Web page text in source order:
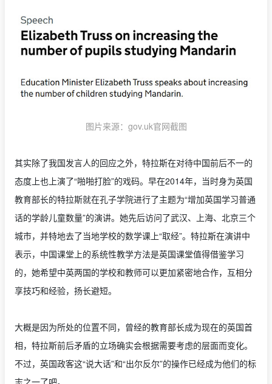
图片来源：gov.uk官网截图
其实除了我国发言人的回应之外，特拉斯在对待中国前后不一的
态度上也上演了“啪啪打脸”的戏码。早在2014年，当时身为英国
教育部长的特拉斯就在孔子学院进行了主题为“增加英国学习普通
话的学龄儿童数量”的演讲。她先后访问了武汉、上海、北京三个
城市，并特地去了当地学校的数学课上“取经”。特拉斯在演讲中
表示，中国课堂上的系统性教学方法是英国课堂值得借鉴学习
的，她希望中英两国的学校和教师可以更加紧密地合作，互相分
享技巧和经验，扬长避短。
大概是因为所处的位置不同，曾经的教育部长成为现在的英国首
相，特拉斯前后矛盾的立场确实会根据需要考虑的层面而变化。
不过，英国政客这“说大话”和“出尔反尔”的操作已经成为他们的标